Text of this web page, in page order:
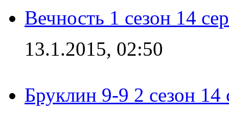
Вечность 1 сезон 14
13.1.2015, 02:50
Бруклин 9-9 2 сезон 14